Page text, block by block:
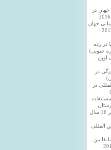
در
جهان
در المپیاد زیر 16 سال 2015 -
در رده
در
در
قهرمان اسیا در رده سنی زیر 16 سال
المللی
بین